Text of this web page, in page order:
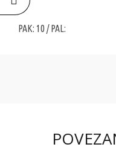
PAK: 10 / PAL: